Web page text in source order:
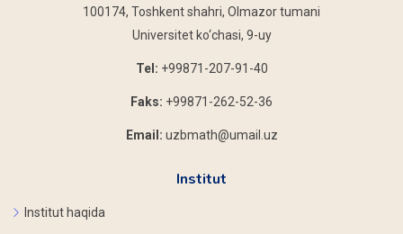
100174, Toshkent shahri, Olmazor tumani
Universitet ko‘chasi, 9-uy
Tel: +99871-207-91-40
Faks: +99871-262-52-36
Email: uzbmath@umail.uz
Institut
Institut haqida